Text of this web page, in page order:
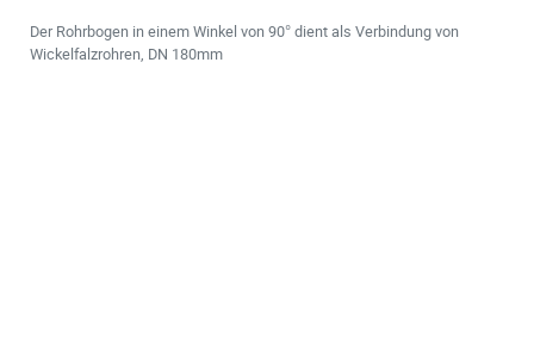
Der Rohrbogen in einem Winkel von 90° dient als Verbindung von
Wickelfalzrohren, DN 180mm